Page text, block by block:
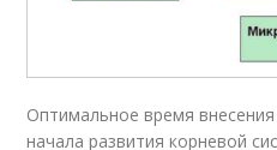
Оптимальное время
начала развития корневой